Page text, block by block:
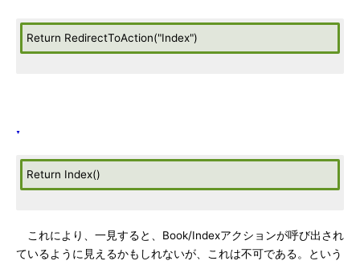
Return RedirectToAction("Index")
Return Index()
これにより、一見すると、Book/Indexアクションが呼び出され
ているように見えるかもしれないが、これは不可である。という